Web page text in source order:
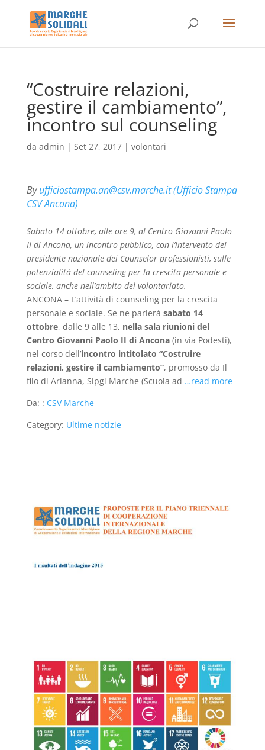
“Costruire relazioni,
gestire il cambiamento”,
incontro sul counseling
da admin | Set 27, 2017| volontari
Byufficiostampa.an@csv.marche.it (Ufficio Stampa
CSV Ancona)
Sabato 14 ottobre, alle ore 9, al Centro Giovanni Paolo
II di Ancona, un incontro pubblico, con l’intervento del
presidente nazionale dei Counselor professionisti, sulle
potenzialità del counseling per la crescita personale e
sociale, anche nell’ambito del volontariato.
ANCONA – L’attività di counseling per la crescita
personale e sociale. Se ne parlerà sabato 14
ottobre, dalle 9 alle 13, nella sala riunioni del
Centro Giovanni Paolo II di Ancona(in via Podesti),
nel corso dell’incontro intitolato “Costruire
relazioni, gestire il cambiamento”, promosso da Il
filo di Arianna, Sipgi Marche (Scuola ad …read more
Da: : CSV Marche
Category: Ultime notizie